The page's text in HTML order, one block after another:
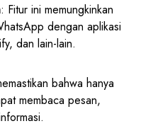
: Fitur ini memungkinkan
dengan aplikasi
dan lain-lain.
bahwa hanya
membaca pesan,